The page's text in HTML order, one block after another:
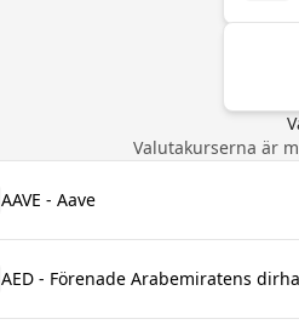
Valutakurserna är
AAVE - Aave
AED - Förenade Arabemiratens